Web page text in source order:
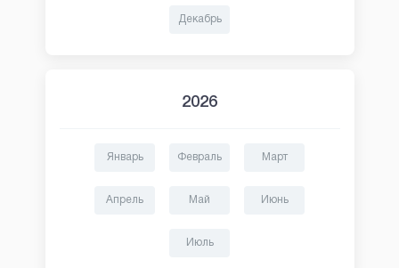
Декабрь
2026
Январь Февраль Март
Апрель Май Июнь
Июль